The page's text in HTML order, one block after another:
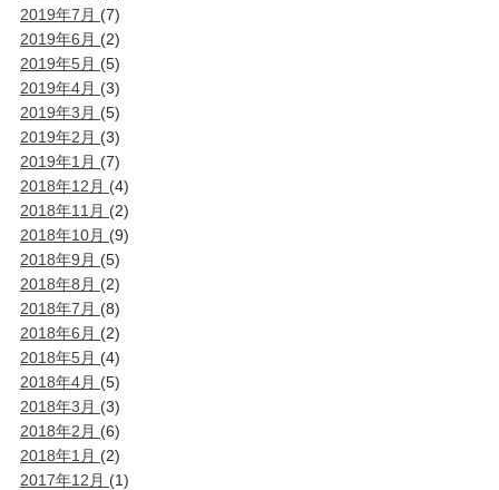
2019年7月 (7)
2019年6月 (2)
2019年5月 (5)
2019年4月 (3)
2019年3月 (5)
2019年2月 (3)
2019年1月 (7)
2018年12月 (4)
2018年11月 (2)
2018年10月 (9)
2018年9月 (5)
2018年8月 (2)
2018年7月 (8)
2018年6月 (2)
2018年5月 (4)
2018年4月 (5)
2018年3月 (3)
2018年2月 (6)
2018年1月 (2)
2017年12月 (1)